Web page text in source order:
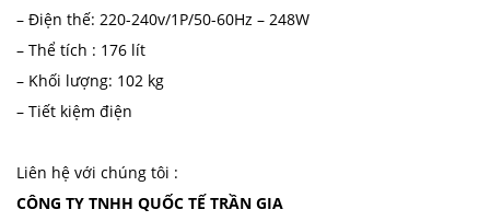
– Điện thế: 220-240v/1P/50-60Hz – 248W
– Thể tích : 176 lít
– Khối lượng: 102 kg
– Tiết kiệm điện
Liên hệ với chúng tôi :
CÔNG TY TNHH QUỐC TẾ TRẦN GIA